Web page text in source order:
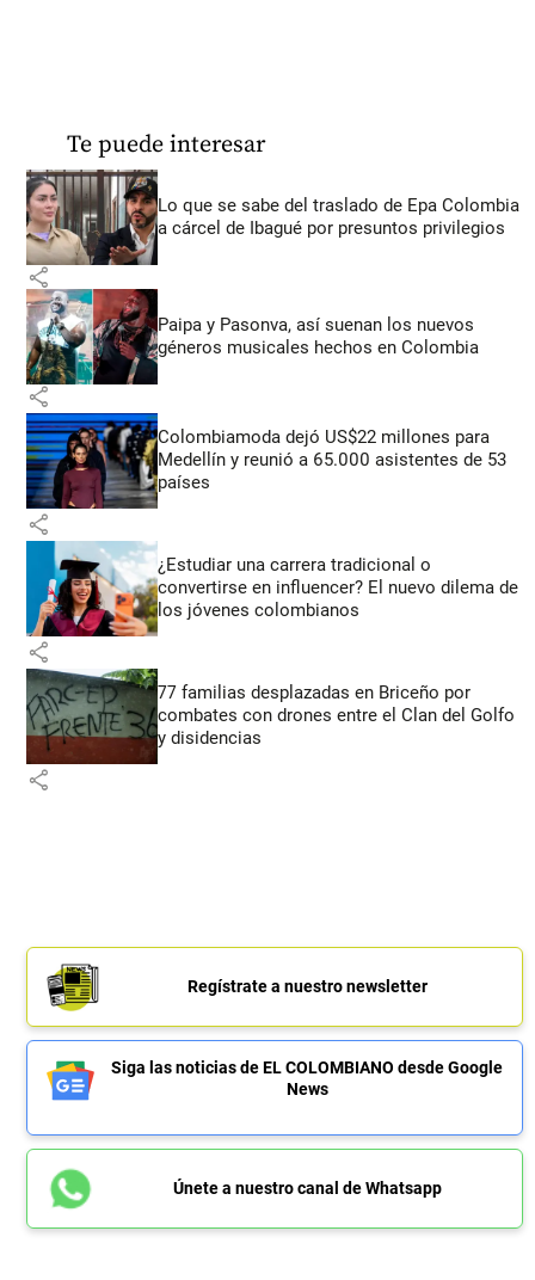
Te puede interesar
Lo que se sabe del traslado de Epa Colombia
a cárcel de Ibagué por presuntos privilegios
share
Paipa y Pasonva, así suenan los nuevos
géneros musicales hechos en Colombia
share
Colombiamoda dejó US$22 millones para
Medellín y reunió a 65.000 asistentes de 53
países
share
¿Estudiar una carrera tradicional o
convertirse en influencer? El nuevo dilema de
los jóvenes colombianos
share
77 familias desplazadas en Briceño por
combates con drones entre el Clan del Golfo
y disidencias
share
Regístrate a nuestro newsletter
Siga las noticias de EL COLOMBIANO desde Google
News
Únete a nuestro canal de Whatsapp